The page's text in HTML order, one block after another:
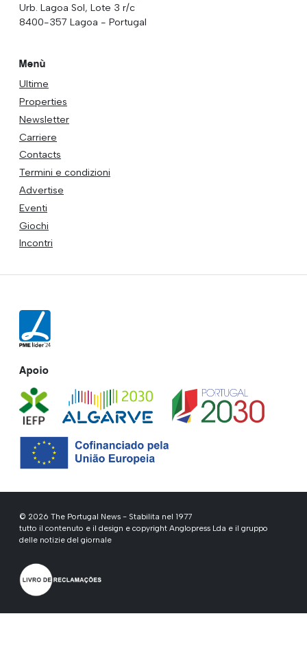
Urb. Lagoa Sol, Lote 3 r/c
8400-357 Lagoa - Portugal
Menù
Ultime
Properties
Newsletter
Carriere
Contacts
Termini e condizioni
Advertise
Eventi
Giochi
Incontri
Apoio
© 2026 The Portugal News - Stabilita nel 1977
tutto il contenuto e il design e copyright Anglopress Lda e il gruppo
delle notizie del giornale